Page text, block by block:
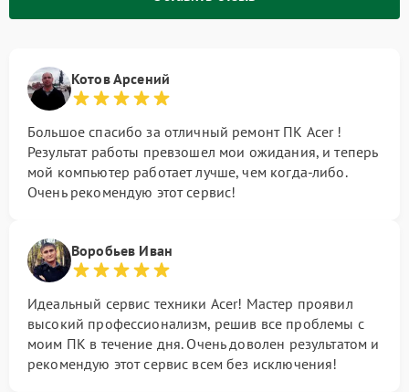
Котов Арсений
Большое спасибо за отличный ремонт ПК Acer !
Результат работы превзошел мои ожидания, и теперь
мой компьютер работает лучше, чем когда-либо.
Очень рекомендую этот сервис!
Воробьев Иван
Идеальный сервис техники Acer! Мастер проявил
высокий профессионализм, решив все проблемы с
моим ПК в течение дня. Очень доволен результатом и
рекомендую этот сервис всем без исключения!